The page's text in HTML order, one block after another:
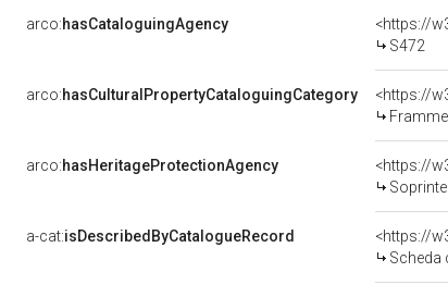
arco:hasCataloguingAgency
<https://
S472
arco:hasCulturalPropertyCataloguingCategory
<https://
arco:hasHeritageProtectionAgency
<https://
a-cat:isDescribedByCatalogueRecord
<https://
Scheda